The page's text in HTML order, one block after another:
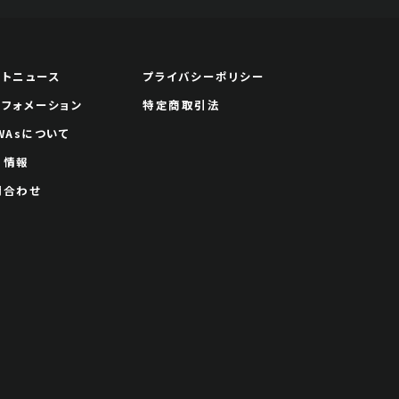
ニュース
ォメーション
について
報
わせ
プライバシーポリシー
特定商取引法